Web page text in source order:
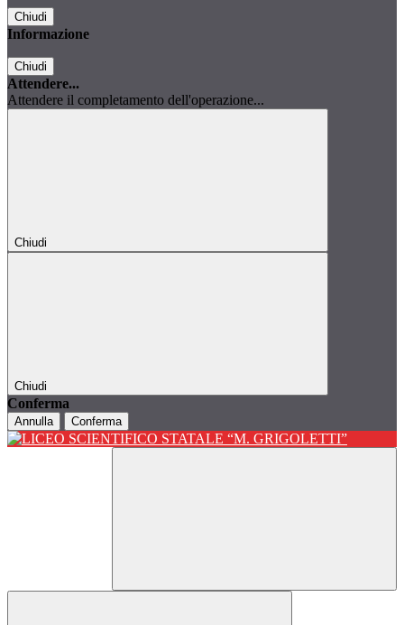
Chiudi
Informazione
Chiudi
Attendere...
Attendere il completamento dell'operazione...
Chiudi
Chiudi
Conferma
Annulla Conferma